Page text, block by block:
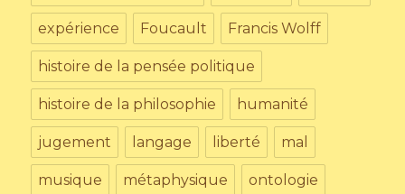
expérience Foucault Francis Wolff
histoire de la pensée politique
histoire de la philosophie humanité
jugement langage liberté mal
musique métaphysique ontologie